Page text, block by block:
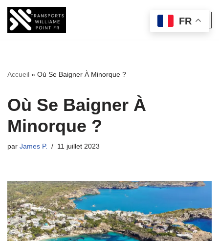
Aller
Accueil » Où Se Baigner À Minorque ?
Où Se Baigner À
Minorque ?
par James P. 11 juillet 2023
FR